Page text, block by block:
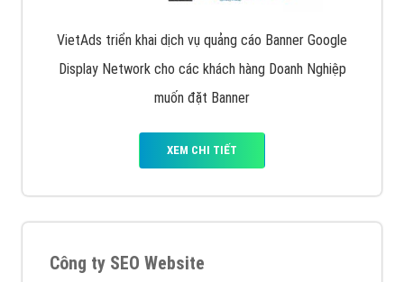
VietAds triển khai dịch vụ quảng cáo Banner Google
Display Network cho các khách hàng Doanh Nghiệp
muốn đặt Banner
XEM CHI TIẾT
Công ty SEO Website